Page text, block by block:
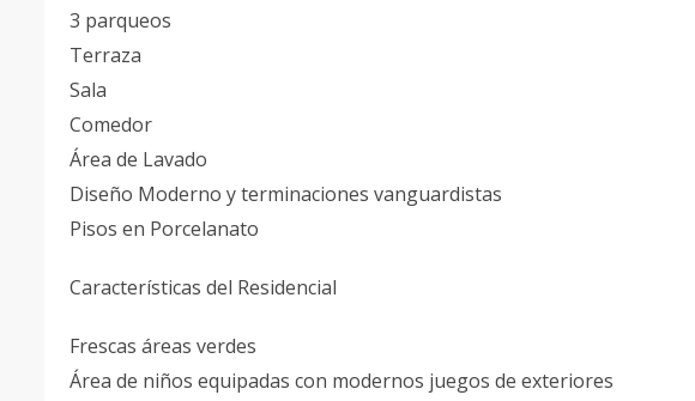
3 parqueos
Terraza
Sala
Comedor
Área de Lavado
Diseño Moderno y terminaciones vanguardistas
Pisos en Porcelanato
Características del Residencial
Frescas áreas verdes
Área de niños equipadas con modernos juegos de exteriores